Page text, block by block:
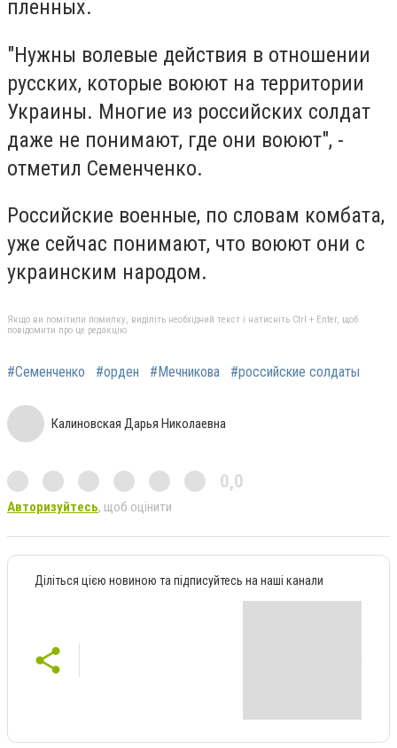
пленных.
"Нужны волевые действия в отношении
русских, которые воюют на территории
Украины. Многие из российских солдат
даже не понимают, где они воюют", -
отметил Семенченко.
Российские военные, по словам комбата,
уже сейчас понимают, что воюют они с
украинским народом.
Якщо ви помітили помилку, виділіть необхідний текст і натисніть Ctrl + Enter, щоб
повідомити про це редакцію
#Семенченко #орден #Мечникова #российские солдаты
Калиновская Дарья Николаевна
0,0
Авторизуйтесь, щоб оцінити
Діліться цією новиною та підписуйтесь на наші канали